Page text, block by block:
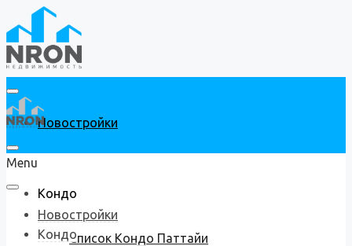
Новостройки
Кондо
Список Кондо Паттайи
Menu
Новостройки
Кондо